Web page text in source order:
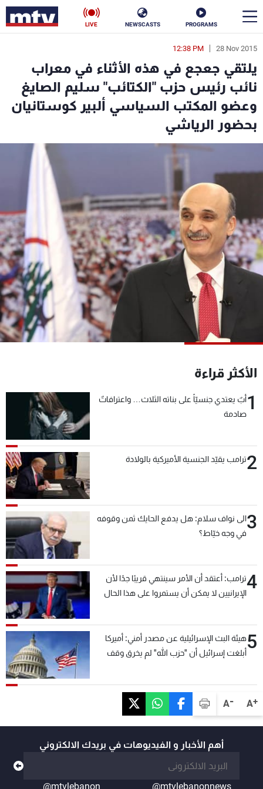
PROGRAMS
NEWSCASTS
LIVE
A+
A-
28 Nov 2015
12:38 PM
يلتقي جعجع في هذه الأثناء في معراب
نائب رئيس حزب "الكتائب" سليم الصايغ
وعضو المكتب السياسي ألبير كوستانيان
بحضور الرياشي
الأكثر قراءة
1أبٌ يعتدي جنسيّاً على بناته الثلاث… واعترافاتٌ
صادمة
2ترامب يقيّد الجنسية الأميركية بالولادة
3الى نواف سلام: هل يدفع الحايك ثمن وقوفه
في وجه خيّاط؟
4ترامب: أعتقد أن الأمر سينتهي قريبًا جدًا لأن
الإيرانيين لا يمكن أن يستمروا على هذا الحال
5هيئة البث الإسرائيلية عن مصدر أمني: أميركا
أبلغت إسرائيل أن "حزب الله" لم يخرق وقف
أهم الأخبار و الفيديوهات في بريدك الالكتروني
@mtvlebanonnews
@mtvlebanon
en
الأخبار
سياسة ناس
إقتصاد
كأس العالم
البرامج
جدول البرامج
شاهد البرامج
الترددات
الإنـتـاج
تواصل معنا